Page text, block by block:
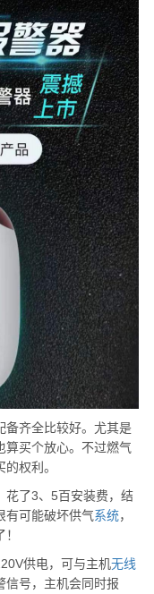
备齐全比较好。尤其是
算买个放心。不过燃气
权利。
花了3、5百安装费，结
有可能破坏供气系统，
供电，可与主机无线
信号，主机会同时报